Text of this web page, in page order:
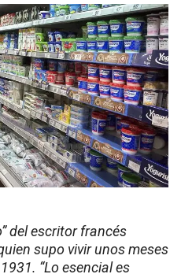
del escritor francés
supo vivir unos meses
“Lo esencial es